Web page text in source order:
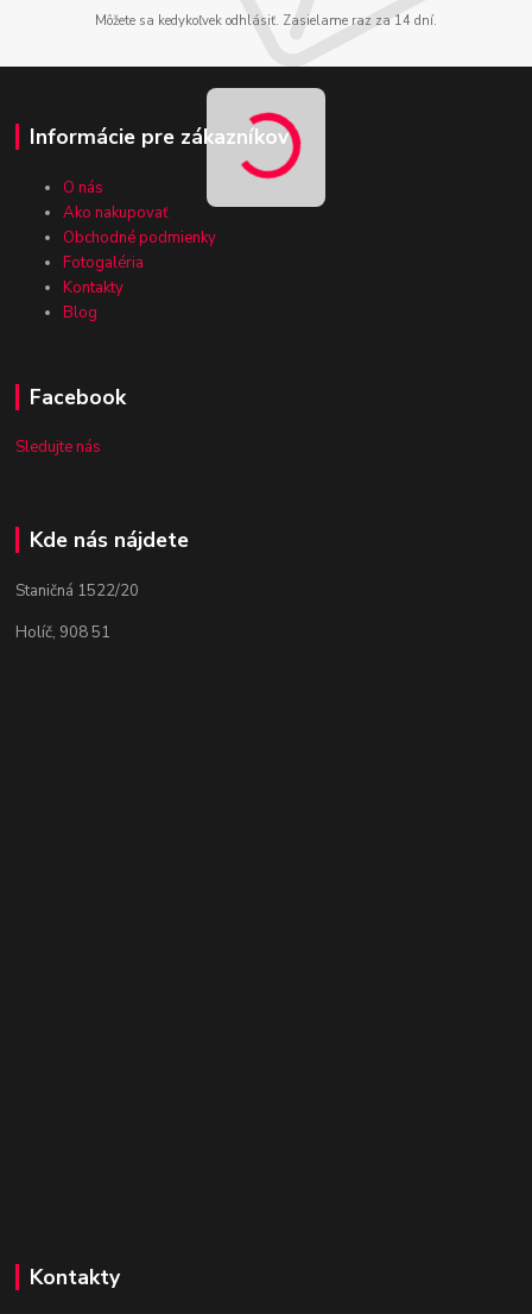
Môžete sa kedykoľvek odhlásiť. Zasielame raz za 14 dní.
Informácie pre zákazníkov
O nás
Ako nakupovať
Obchodné podmienky
Fotogaléria
Kontakty
Blog
Facebook
Sledujte nás
Kde nás nájdete
Staničná 1522/20
Holíč, 908 51
Kontakty